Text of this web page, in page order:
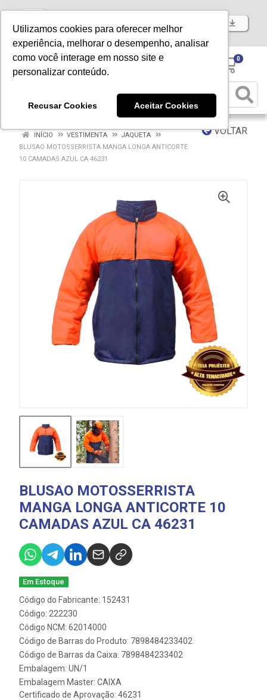
Utilizamos cookies para oferecer melhor
experiência, melhorar o desempenho, analisar
como você interage em nosso site e
personalizar conteúdo.
Recusar Cookies Aceitar Cookies
Baixe já nosso APP
0
VOLTAR
INÍCIO VESTIMENTA
JAQUETA
BLUSAO MOTOSSERRISTA MANGA LONGA ANTICORTE
10 CAMADAS AZUL CA 46231
BLUSAO MOTOSSERRISTA
MANGA LONGA ANTICORTE 10
CAMADAS AZUL CA 46231
Em Estoque
Código do Fabricante: 152431
Código: 222230
Código NCM: 62014000
Código de Barras do Produto: 7898484233402
Código de Barras da Caixa: 7898484233402
Embalagem: UN/1
Embalagem Master: CAIXA
Certificado de Aprovação: 46231